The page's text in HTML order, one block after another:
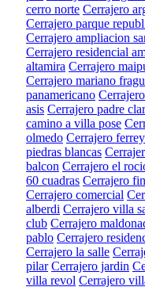
cerro norte Cerrajero
Cerrajero parque
Cerrajero ampliacion
Cerrajero residencial
altamira Cerrajero
Cerrajero mariano
panamericano
asis Cerrajero padre
camino a villa pose
olmedo Cerrajero
piedras blancas
balcon Cerrajero el
60 cuadras Cerrajero
Cerrajero comercial
alberdi Cerrajero villa
club Cerrajero
pablo Cerrajero
Cerrajero la salle
pilar Cerrajero jardin
villa revol Cerrajero